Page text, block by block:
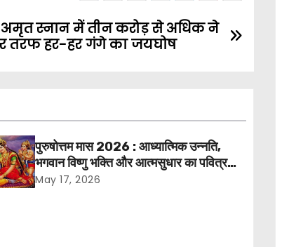
अमृत स्नान में तीन करोड़ से अधिक ने
तरफ हर-हर गंगे का जयघोष
पुरुषोत्तम मास 2026 : आध्यात्मिक उन्नति,
भगवान विष्णु भक्ति और आत्मसुधार का पवित्र
अवसर
May 17, 2026